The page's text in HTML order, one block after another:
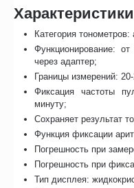
Характеристики
Категория тонометров:
Функционирование:
через адаптер;
Границы измерений:
Фиксация частоты
минуту;
Сохраняет результат
Функция фиксации
Погрешность при
Погрешность при
Тип дисплея: